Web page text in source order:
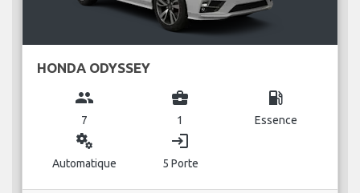
HONDA ODYSSEY
group
7
business_center
1
local_gas_station
Essence
miscellaneous_services
Automatique
login
5 Porte